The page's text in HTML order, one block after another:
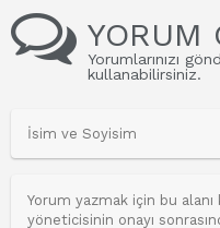
YORUM
Yorumlarınızı
kullanabilirsiniz.